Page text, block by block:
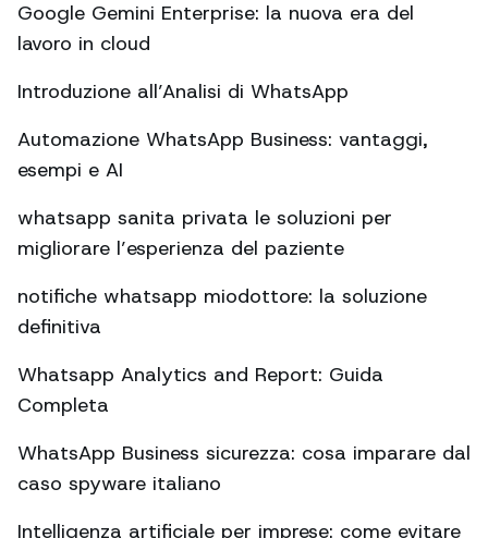
Google Gemini Enterprise: la nuova era del
lavoro in cloud
Introduzione all’Analisi di WhatsApp
Automazione WhatsApp Business: vantaggi,
esempi e AI
whatsapp sanita privata le soluzioni per
migliorare l’esperienza del paziente
notifiche whatsapp miodottore: la soluzione
definitiva
Whatsapp Analytics and Report: Guida
Completa
WhatsApp Business sicurezza: cosa imparare dal
caso spyware italiano
Intelligenza artificiale per imprese: come evitare